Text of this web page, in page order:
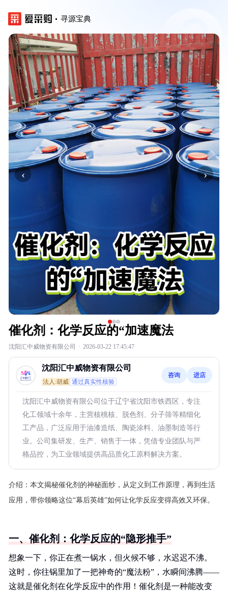
寻源宝典
‹ ›
催化剂：化学反应的“加速魔法
沈阳汇中威物资有限公司 · 2026-03-22 17:45:47
沈阳汇中威物资有限公司
法人:胡威 通过真实性核验
咨询 进店
沈阳汇中威物资有限公司位于辽宁省沈阳市铁西区，专注
化工领域十余年，主营核桃核、脱色剂、分子筛等精细化
工产品，广泛应用于油漆造纸、陶瓷涂料、油墨制造等行
业。公司集研发、生产、销售于一体，凭借专业团队与严
格品控，为工业领域提供高品质化工原料解决方案。
介绍： 本文揭秘催化剂的神秘面纱，从定义到工作原理，再到生活
应用，带你领略这位“幕后英雄”如何让化学反应变得高效又环保。
一、催化剂：化学反应的“隐形推手”
想象一下，你正在煮一锅水，但火候不够，水迟迟不沸。
这时，你往锅里加了一把神奇的“魔法粉”，水瞬间沸腾——
这就是催化剂在化学反应中的作用！催化剂是一种能改变